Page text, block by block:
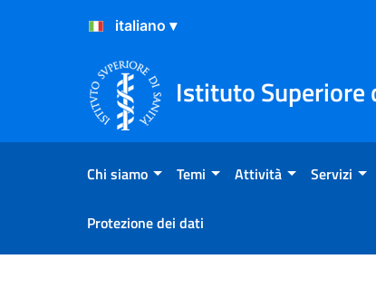
Salta al Contenuto
Salta al Footer
Istituto Superiore
Chi siamo Temi Attività Servizi
Protezione dei dati